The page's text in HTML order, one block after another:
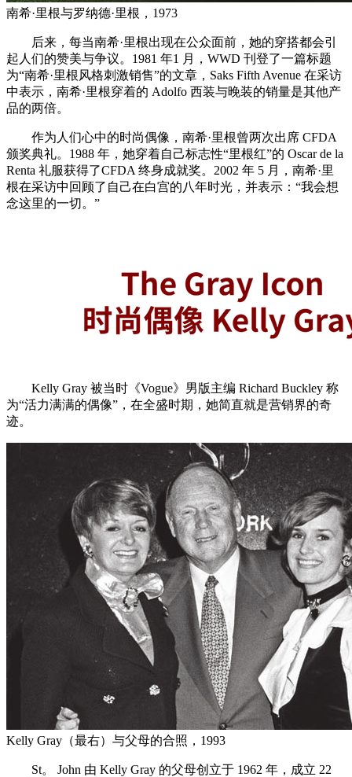
南希·里根与罗纳德·里根，1973
后来，每当南希·里根出现在公众面前，她的穿搭都会引
起人们的赞美与争议。1981 年1 月，WWD 刊登了一篇标题
为“南希·里根风格刺激销售”的文章，Saks Fifth Avenue 在采访
中表示，南希·里根穿着的 Adolfo 西装与晚装的销量是其他产
品的两倍。
作为人们心中的时尚偶像，南希·里根曾两次出席 CFDA
颁奖典礼。1988 年，她穿着自己标志性“里根红”的 Oscar de la
Renta 礼服获得了CFDA 终身成就奖。2002 年 5 月，南希·里
根在采访中回顾了自己在白宫的八年时光，并表示：“我会想
念这里的一切。”
Kelly Gray 被当时《Vogue》男版主编 Richard Buckley 称
为“活力满满的偶像”，在全盛时期，她简直就是营销界的奇
迹。
Kelly Gray（最右）与父母的合照，1993
St。 John 由 Kelly Gray 的父母创立于 1962 年，成立 22